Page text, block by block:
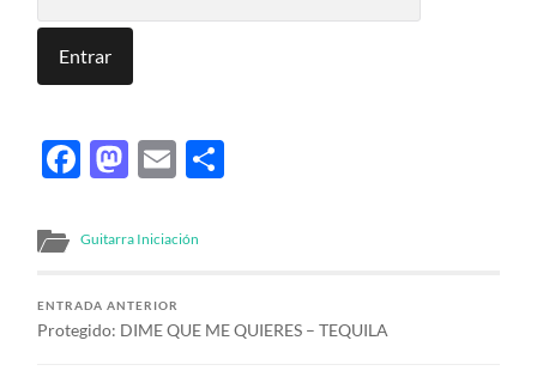
Facebook
Mastodon
Email
Guitarra Iniciación
ENTRADA ANTERIOR
Protegido: DIME QUE ME QUIERES – TEQUILA